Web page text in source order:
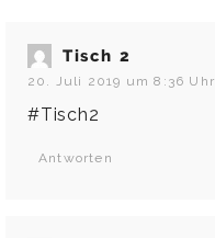
Tisch 2
20. Juli 2019 um 8:36 Uhr
#Tisch2
Antworten